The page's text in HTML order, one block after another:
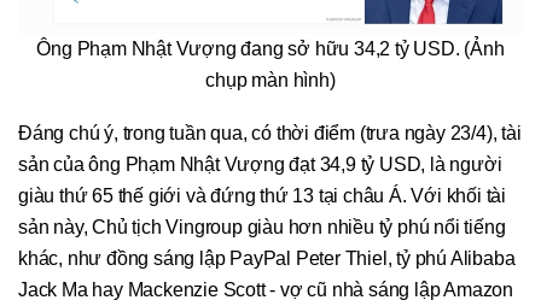
Ông Phạm Nhật Vượng đang sở hữu 34,2 tỷ USD. (Ảnh
chụp màn hình)
Đáng chú ý, trong tuần qua, có thời điểm (trưa ngày 23/4), tài
sản của ông Phạm Nhật Vượng đạt 34,9 tỷ USD, là người
giàu thứ 65 thế giới và đứng thứ 13 tại châu Á. Với khối tài
sản này, Chủ tịch Vingroup giàu hơn nhiều tỷ phú nổi tiếng
khác, như đồng sáng lập PayPal Peter Thiel, tỷ phú Alibaba
Jack Ma hay Mackenzie Scott - vợ cũ nhà sáng lập Amazon